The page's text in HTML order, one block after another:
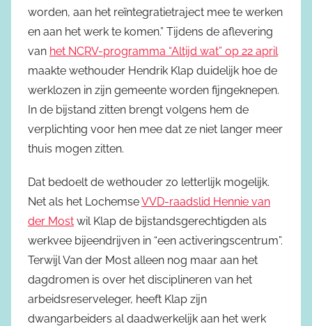
worden, aan het reïntegratietraject mee te werken
en aan het werk te komen.” Tijdens de aflevering
van het NCRV-programma “Altijd wat” op 22 april
maakte wethouder Hendrik Klap duidelijk hoe de
werklozen in zijn gemeente worden fijngeknepen.
In de bijstand zitten brengt volgens hem de
verplichting voor hen mee dat ze niet langer meer
thuis mogen zitten.
Dat bedoelt de wethouder zo letterlijk mogelijk.
Net als het LochemseVVD-raadslid Hennie van
der Most wil Klap de bijstandsgerechtigden als
werkvee bijeendrijven in “een activeringscentrum”.
Terwijl Van der Most alleen nog maar aan het
dagdromen is over het disciplineren van het
arbeidsreserveleger, heeft Klap zijn
dwangarbeiders al daadwerkelijk aan het werk